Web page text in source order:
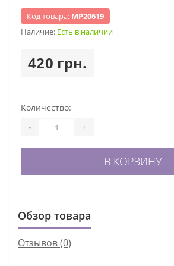
Код товара: МР20619
Наличие: Есть в наличии
420 грн.
Количество:
- +
В КОРЗИНУ
Обзор товара
Отзывов (0)